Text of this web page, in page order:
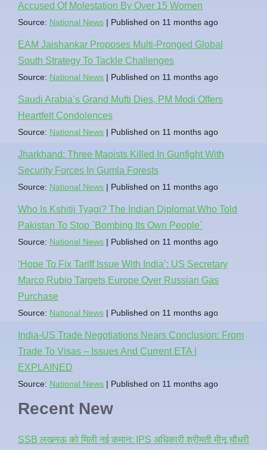
Accused Of Molestation By Over 15 Women
Source: National News Published on 11 months ago
EAM Jaishankar Proposes Multi-Pronged Global
South Strategy To Tackle Challenges
Source: National News Published on 11 months ago
Saudi Arabia’s Grand Mufti Dies, PM Modi Offers
Heartfelt Condolences
Source: National News Published on 11 months ago
Jharkhand: Three Maoists Killed In Gunfight With
Security Forces In Gumla Forests
Source: National News Published on 11 months ago
Who Is Kshitij Tyagi? The Indian Diplomat Who Told
Pakistan To Stop `Bombing Its Own People`
Source: National News Published on 11 months ago
‘Hope To Fix Tariff Issue With India’: US Secretary
Marco Rubio Targets Europe Over Russian Gas
Purchase
Source: National News Published on 11 months ago
India-US Trade Negotiations Nears Conclusion: From
Trade To Visas – Issues And Current ETA |
EXPLAINED
Source: National News Published on 11 months ago
Recent New
SSB लखनऊ को मिली नई कमान: IPS अधिकारी श्रीमती मीनू चौधरी